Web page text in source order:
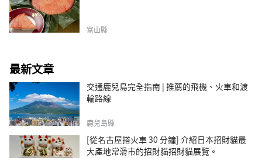
富山縣
最新文章
交通鹿兒島完全指南 | 推薦的飛機、火車和渡
輪路線
鹿兒島縣
[從名古屋搭火車 30 分鐘] 介紹日本招財貓最
大產地常滑市的招財貓招財貓展覽。